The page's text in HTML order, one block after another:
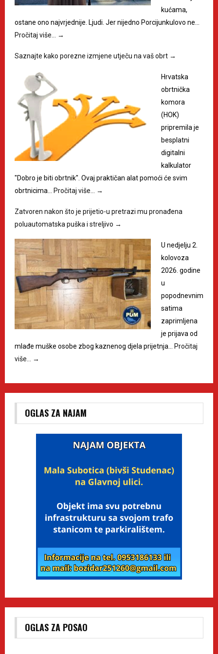
kućama,
ostane ono najvrjednije. Ljudi. Jer nijedno Porcijunkulovo ne…
Pročitaj više…
→
Saznajte kako porezne izmjene utječu na vaš obrt →
Hrvatska
obrtnička
komora
(HOK)
pripremila je
besplatni
digitalni
kalkulator
"Dobro je biti obrtnik". Ovaj praktičan alat pomoći će svim
obrtnicima… Pročitaj više… →
Zatvoren nakon što je prijetio-u pretrazi mu pronađena
poluautomatska puška i streljivo →
U nedjelju 2.
kolovoza
2026. godine
u
popodnevnim
satima
zaprimljena
je prijava od
mlađe muške osobe zbog kaznenog djela prijetnja… Pročitaj
više…
→
OGLAS ZA NAJAM
OGLAS ZA POSAO